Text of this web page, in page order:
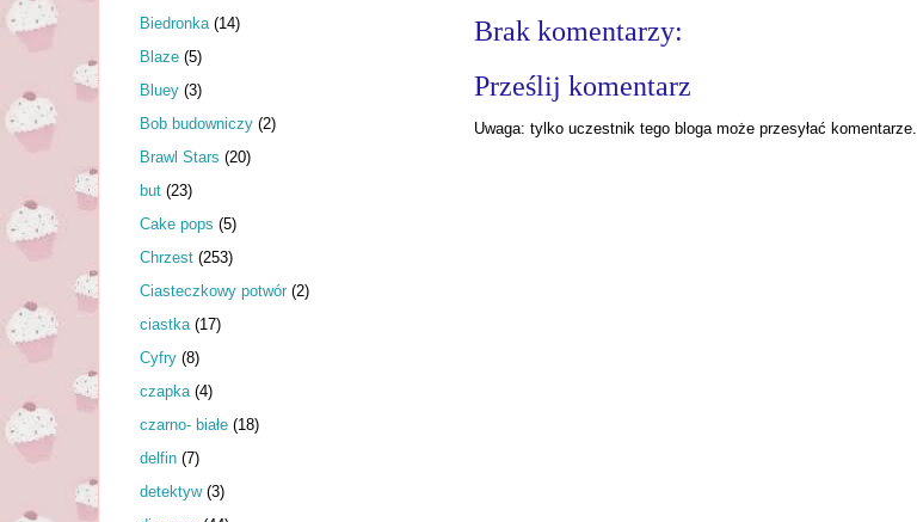
Brak komentarzy:
Prześlij komentarz
Uwaga: tylko uczestnik tego bloga może przesyłać komentarze.
Biedronka (14)
Blaze (5)
Bluey (3)
Bob budowniczy (2)
Brawl Stars (20)
but (23)
Cake pops (5)
Chrzest (253)
Ciasteczkowy potwór (2)
ciastka (17)
Cyfry (8)
czapka (4)
czarno- białe (18)
delfin (7)
detektyw (3)